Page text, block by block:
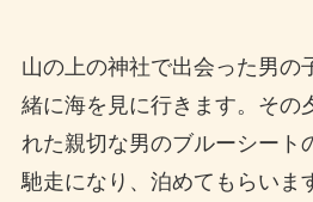
山の上の神社で出会った男の
緒に海を見に行きます。その
れた親切な男のブルーシート
馳走になり、泊めてもらいま